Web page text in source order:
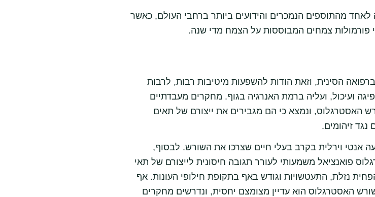
מהתוספים הנמכרים והידועים ביותר ברחבי העולם, כאשר
פורמולות צמחים המבוססות על הצמח מדי שנה.
הסינית, וזאת הודות להשפעות מיטיבות רבות, לרבות
ועיכול, ועליה ברמת האנרגיה בגוף. מחקרים מעבדתיים
האסטרגלוס, ונמצא כי הם מגבירים את ייצורם של תאים
זיהומים.
אנטי וירלית בקרב בעלי חיים שצרכו את השורש. לבסוף,
פואנציאל משמעותי לעורר תגובה חיסונית לייצורם של תאי
נזלת, התעטשויות וגודש באף בתקופת חילופי העונות. אף
האסטרגלוס הוא עדיין מצומצם יחסית, ונדרשים מחקרים